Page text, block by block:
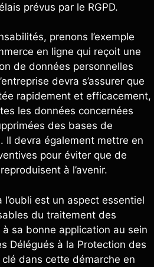
prévus par le RGPD.
prenons l’exemple
en ligne qui reçoit une
de données personnelles
devra s’assurer que
rapidement et efficacement,
les données concernées
des bases de
Il devra également mettre en
pour éviter que de
à l’avenir.
est un aspect essentiel
du traitement des
sa bonne application au sein
Délégués à la Protection des
dans cette démarche en